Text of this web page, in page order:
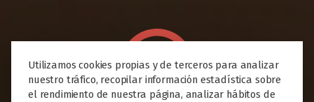
Utilizamos cookies propias y de terceros para analizar
nuestro tráfico, recopilar información estadística sobre
el rendimiento de nuestra página, analizar hábitos de